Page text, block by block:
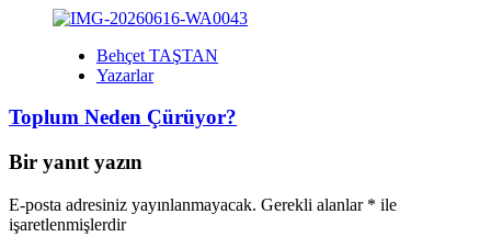
Behçet TAŞTAN
Yazarlar
Toplum Neden Çürüyor?
Bir yanıt yazın
E-posta adresiniz yayınlanmayacak. Gerekli alanlar * ile
işaretlenmişlerdir